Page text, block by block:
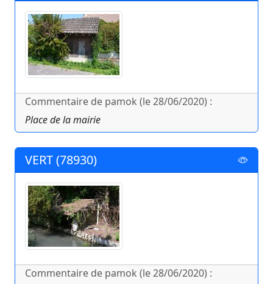
Commentaire de pamok (le 28/06/2020) :
Place de la mairie
VERT (78930)
Commentaire de pamok (le 28/06/2020) :